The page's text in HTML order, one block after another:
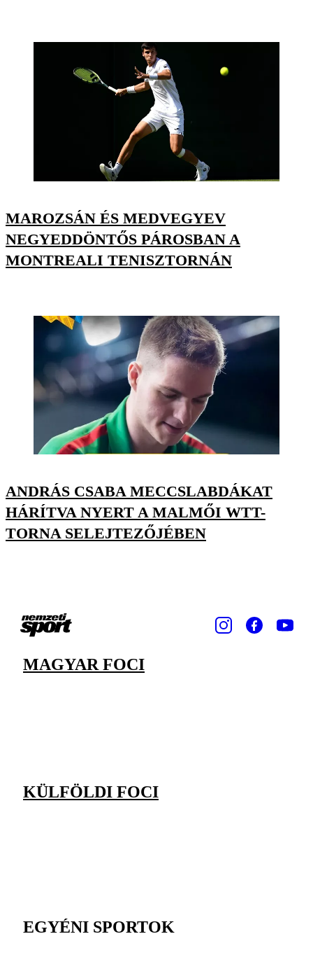
MAROZSÁN ÉS MEDVEGYEV
NEGYEDDÖNTŐS PÁROSBAN A
MONTREALI TENISZTORNÁN
ANDRÁS CSABA MECCSLABDÁKAT
HÁRÍTVA NYERT A MALMŐI WTT-
TORNA SELEJTEZŐJÉBEN
MAGYAR FOCI
KÜLFÖLDI FOCI
EGYÉNI SPORTOK